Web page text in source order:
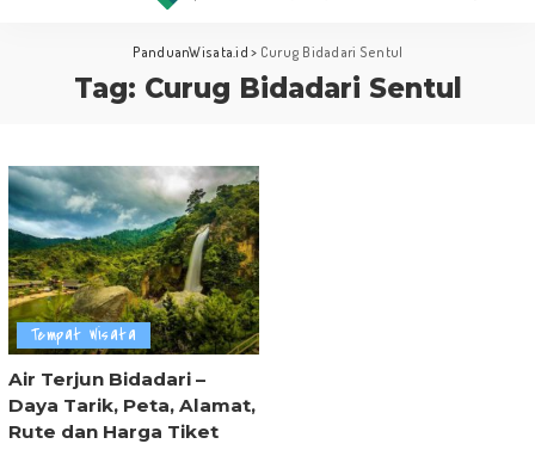
PanduanWisata.id > Curug Bidadari Sentul
Tag: Curug Bidadari Sentul
Tempat Wisata
Air Terjun Bidadari –
Daya Tarik, Peta, Alamat,
Rute dan Harga Tiket